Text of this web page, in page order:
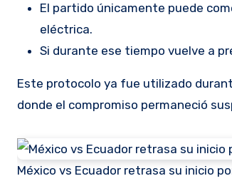
El partido únicamente puede
eléctrica.
Si durante ese tiempo vuelve a
Este protocolo ya fue utilizado
donde el compromiso permaneció
México vs Ecuador retrasa su inicio